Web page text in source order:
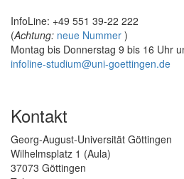
InfoLine: +49 551 39-22 222
(Achtung: neue Nummer )
Montag bis Donnerstag 9 bis 16 Uhr
infoline-studium@uni-goettingen.de
Kontakt
Georg-August-Universität Göttingen
Wilhelmsplatz 1 (Aula)
37073 Göttingen